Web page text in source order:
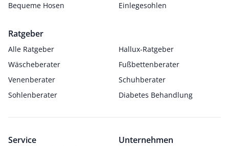
Bequeme Hosen
Einlegesohlen
Ratgeber
Alle Ratgeber
Hallux-Ratgeber
Wäscheberater
Fußbettenberater
Venenberater
Schuhberater
Sohlenberater
Diabetes Behandlung
Service Unternehmen